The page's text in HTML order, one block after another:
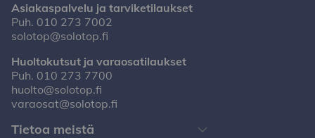
Asiakaspalvelu ja tarviketilaukset
Puh. 010 273 7002
solotop@solotop.fi
Huoltokutsut ja varaosatilaukset
Puh. 010 273 7700
huolto@solotop.fi
varaosat@solotop.fi
Tietoa meistä